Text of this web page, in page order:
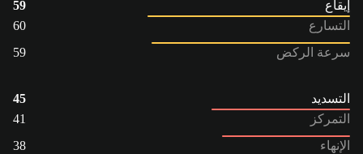
إيقاع
59
التسارع
60
سرعة الركض
59
التسديد
45
التمركز
41
الإنهاء
38